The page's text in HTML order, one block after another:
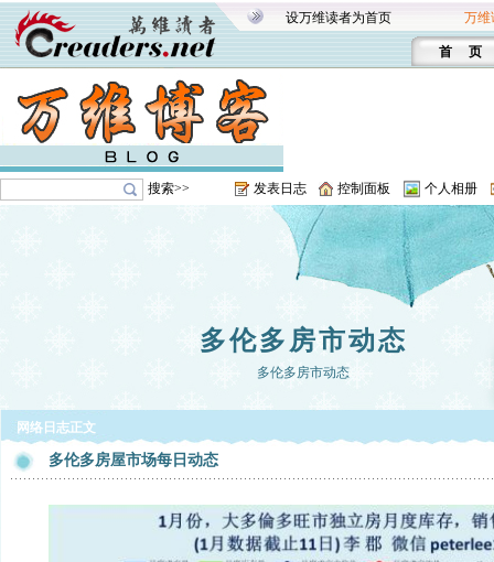
设万维读者为首页 万维
首 页
搜索>> 发表日志 控制面板 个人相册
多伦多房市动态
多伦多房市动态
网络日志正文
多伦多房屋市场每日动态